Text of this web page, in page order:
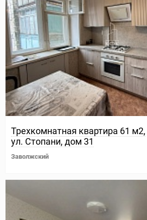
Трехкомнатная квартира 61 м2,
ул. Стопани, дом 31
Заволжский